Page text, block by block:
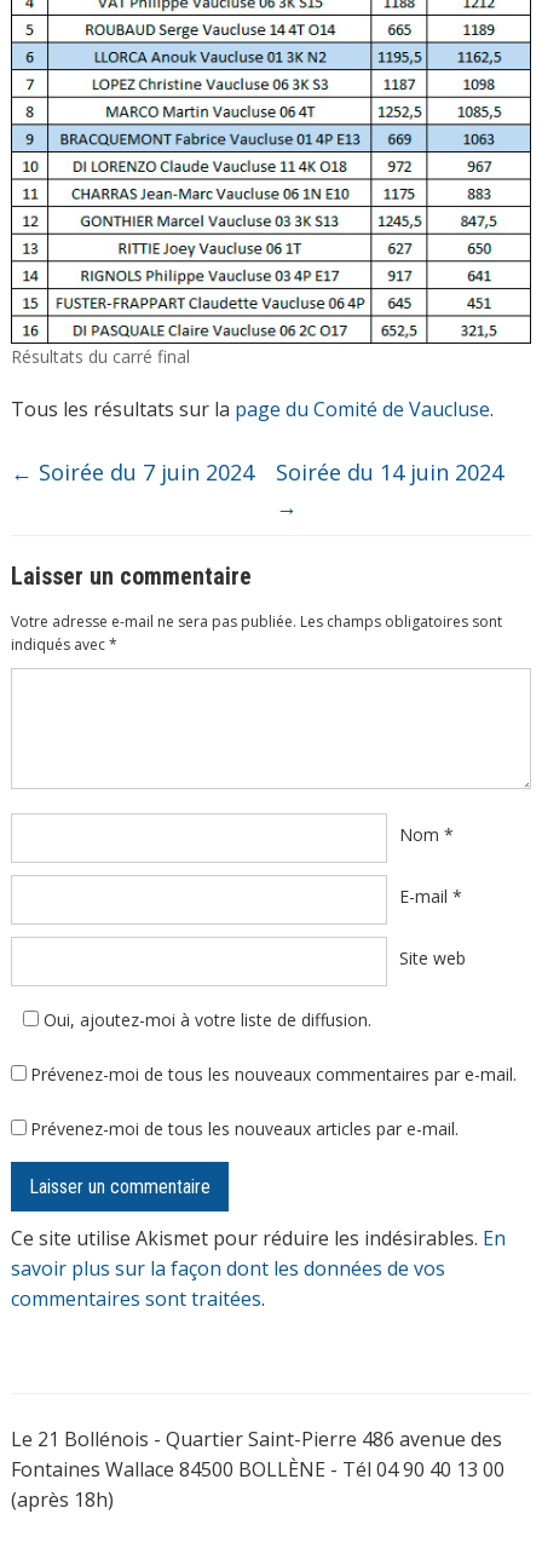
Résultats du carré final
Tous les résultats sur la page du Comité de Vaucluse.
← Soirée du 7 juin 2024
Soirée du 14 juin 2024
→
Laisser un commentaire
Votre adresse e-mail ne sera pas publiée. Les champs obligatoires sont
indiqués avec*
Nom *
E-mail *
Site web
Oui, ajoutez-moi à votre liste de diffusion.
Prévenez-moi de tous les nouveaux commentaires par e-mail.
Prévenez-moi de tous les nouveaux articles par e-mail.
Ce site utilise Akismet pour réduire les indésirables. En
savoir plus sur la façon dont les données de vos
commentaires sont traitées.
Le 21 Bollénois - Quartier Saint-Pierre 486 avenue des
Fontaines Wallace 84500 BOLLÈNE - Tél 04 90 40 13 00
(après 18h)